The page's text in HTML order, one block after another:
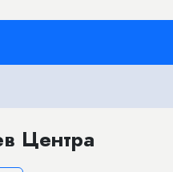
Центра